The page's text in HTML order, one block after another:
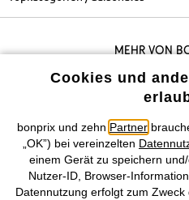
Mehr von
AGB Datenschutz Cookie-
Cookies und
bonprix und zehn Partner
„OK”) bei vereinzelten
einem Gerät zu speichern
Nutzer-ID, Browser-
Datennutzung erfolgt zum